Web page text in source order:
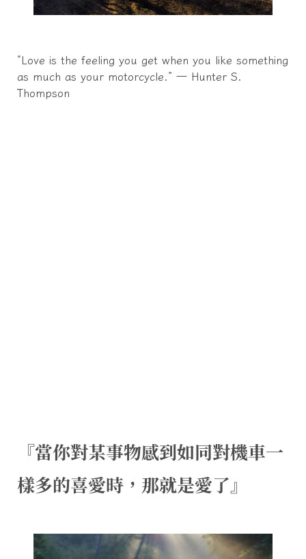
“Love is the feeling you get when you like something
as much as your motorcycle.” ― Hunter S.
Thompson
『當你對某事物感到如同對機車一
樣多的喜愛時，那就是愛了』